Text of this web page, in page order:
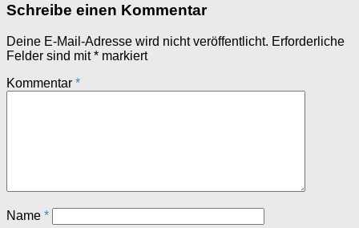
Schreibe einen Kommentar
Deine E-Mail-Adresse wird nicht veröffentlicht. Erforderliche
Felder sind mit* markiert
Kommentar *
Name *